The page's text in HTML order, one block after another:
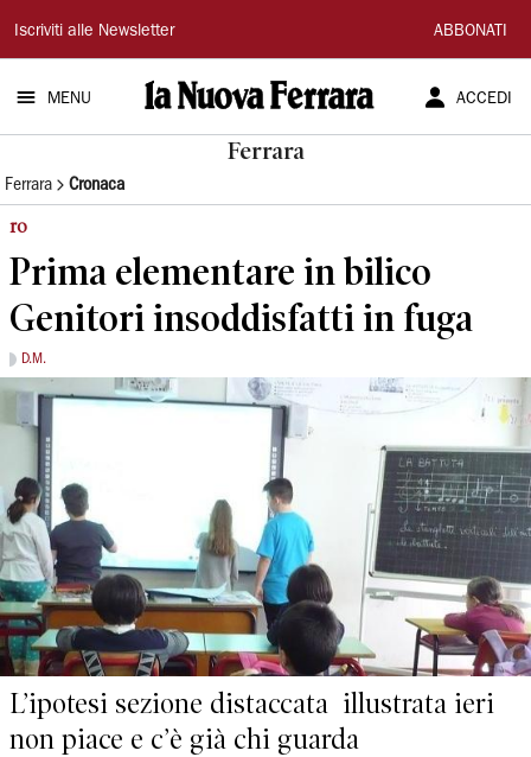
La
Nuova
Ferrara
Iscriviti alle Newsletter ABBONATI
MENU ACCEDI
Ferrara
Ferrara Cronaca
ro
Prima elementare in bilico
Genitori insoddisfatti in fuga
D.M.
L’ipotesi sezione distaccata illustrata ieri
non piace e c’è già chi guarda